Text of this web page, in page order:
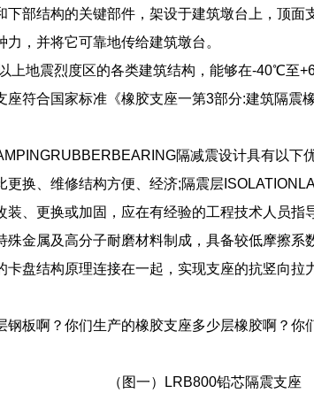
下部结构的关键部件，架设于建筑墩台上，顶
，并将它可靠地传给建筑墩台。
上地震烈度区的各类建筑结构，能够在-40℃至
座符合国家标准《橡胶支座一第3部分:建筑隔震
隔减震设计具有以下
换、维修结构方便、经济;隔震层
、更换或加固，应在有经验的工程技术人员指
金属及高分子耐磨材料制成，具备较低摩擦系
卡盘结构原理连接在一起，实现支座的抗竖向
板啊？你们生产的橡胶支座多少层橡胶啊？你
（图一）LRB800铅芯隔震支座